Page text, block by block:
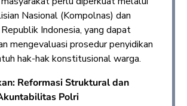
Nasional (Kompolnas) dan
Indonesia, yang dapat
mengevaluasi prosedur penyidikan
hak-hak konstitusional warga.
Reformasi Struktural dan
Polri